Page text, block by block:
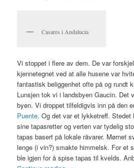
Casares i Andalucia
Vi stoppet i flere av dem. De var
kjennetegnet ved at alle husene var
fantastisk beliggenhet ofte på og rundt
Lunsjen tok vi i landsbyen Gaucin. Det
byen. Vi droppet tilfeldigvis inn på den
Puente. Og det var et lykketreff. Stedet
sine tapasretter og verten var tydelig
tapas basert på lokale råvarer. Mørnet
lenge (i vin?) smakte himmelsk. For et
ble igjen for å spise tapas til kvelds.